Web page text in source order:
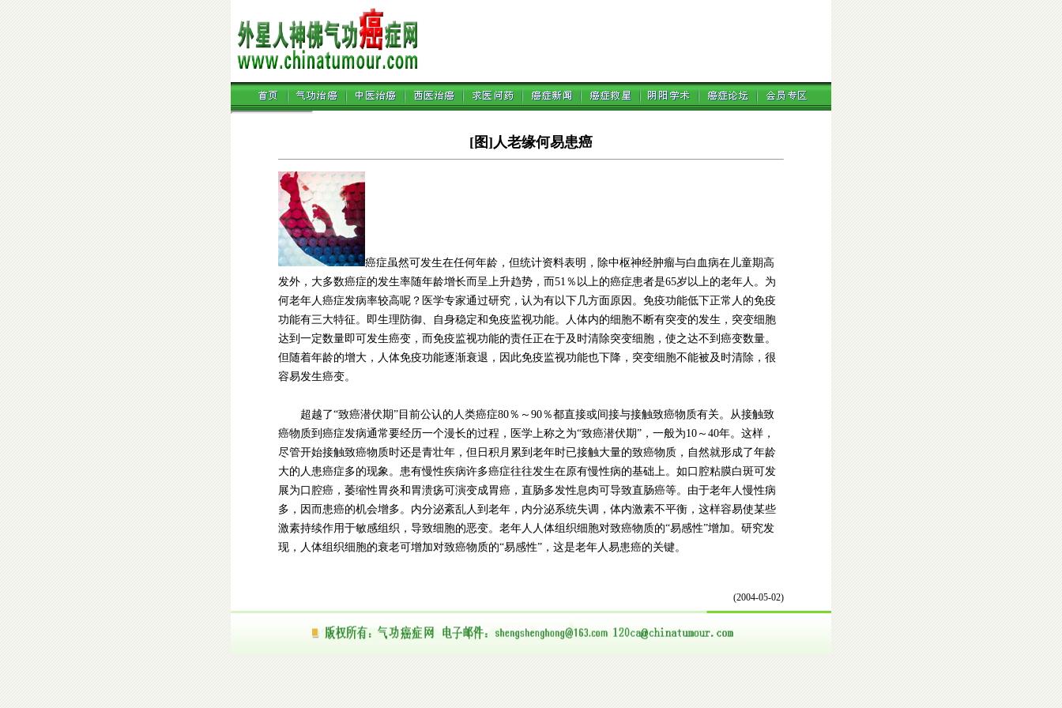
[图]人老缘何易患癌
癌症虽然可发生在任何年龄，但统计资料表明，除中枢神经肿瘤与白血病在儿童期高
发外，大多数癌症的发生率随年龄增长而呈上升趋势，而51％以上的癌症患者是65岁以上的老年人。为
何老年人癌症发病率较高呢？医学专家通过研究，认为有以下几方面原因。免疫功能低下正常人的免疫
功能有三大特征。即生理防御、自身稳定和免疫监视功能。人体内的细胞不断有突变的发生，突变细胞
达到一定数量即可发生癌变，而免疫监视功能的责任正在于及时清除突变细胞，使之达不到癌变数量。
但随着年龄的增大，人体免疫功能逐渐衰退，因此免疫监视功能也下降，突变细胞不能被及时清除，很
容易发生癌变。
超越了“致癌潜伏期”目前公认的人类癌症80％～90％都直接或间接与接触致癌物质有关。从接触致
癌物质到癌症发病通常要经历一个漫长的过程，医学上称之为“致癌潜伏期”，一般为10～40年。这样，
尽管开始接触致癌物质时还是青壮年，但日积月累到老年时已接触大量的致癌物质，自然就形成了年龄
大的人患癌症多的现象。患有慢性疾病许多癌症往往发生在原有慢性病的基础上。如口腔粘膜白斑可发
展为口腔癌，萎缩性胃炎和胃溃疡可演变成胃癌，直肠多发性息肉可导致直肠癌等。由于老年人慢性病
多，因而患癌的机会增多。内分泌紊乱人到老年，内分泌系统失调，体内激素不平衡，这样容易使某些
激素持续作用于敏感组织，导致细胞的恶变。老年人人体组织细胞对致癌物质的“易感性”增加。研究发
现，人体组织细胞的衰老可增加对致癌物质的“易感性”，这是老年人易患癌的关键。
(2004-05-02)